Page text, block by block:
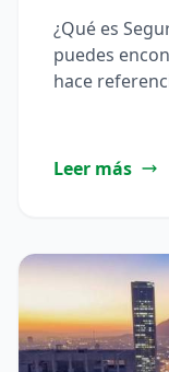
¿Qué es
puedes
hace
Leer más